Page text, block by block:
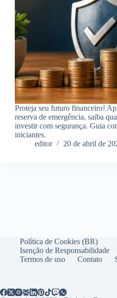
Proteja seu futuro financeiro!
reserva de emergência, saiba
investir com segurança. Guia
iniciantes.
editor
20 de abril de
Política de Cookies (BR)
Isenção de Responsabilidade
Termos de uso
Contato